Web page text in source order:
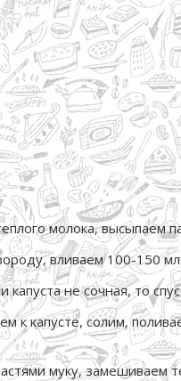
молока, высыпаем
вливаем 100-150
капуста не сочная, то
к капусте, солим,
муку, замешиваем